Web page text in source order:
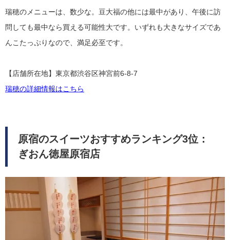
瑞穂のメニューは、数少な。豆大福の他には最中があり、午後に訪
問しても最中なら買える可能性大です。いずれも大きなサイズであ
んこたっぷりなので、満足必至です。
【店舗所在地】東京都渋谷区神宮前6-8-7
瑞穂の詳細情報はこちら
原宿のスイーツおすすめランキング3位：
ぎおん徳屋原宿店